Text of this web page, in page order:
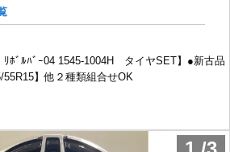
ﾘﾎﾞﾙﾊﾞｰ04 1545-1004H タイヤSET】●新古品
55R15】他２種類組合せOK